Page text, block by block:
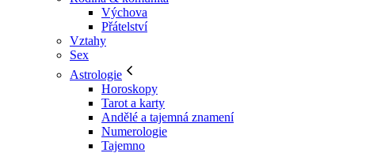
Výchova
Přátelství
Vztahy
Sex
Astrologie
Horoskopy
Tarot a karty
Andělé a tajemná znamení
Numerologie
Tajemno